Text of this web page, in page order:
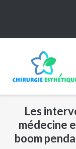
Les
médecine
boom